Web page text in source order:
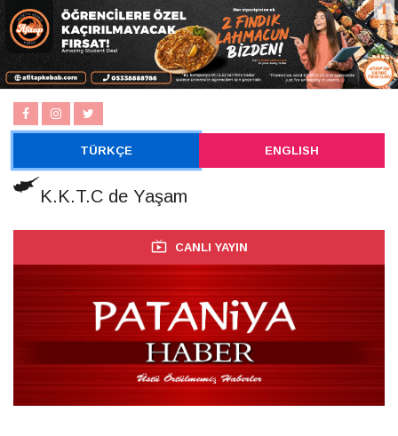
TÜRKÇE ENGLISH
K.K.T.C de Yaşam
CANLI YAYIN